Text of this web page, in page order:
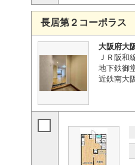
長居第２コーポラス
大阪府大
ＪＲ阪和
地下鉄御
近鉄南大